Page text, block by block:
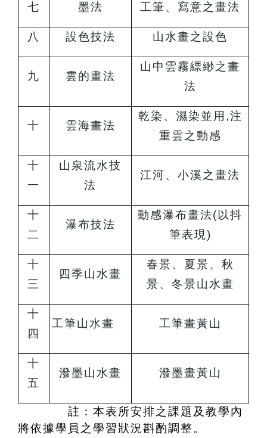
七 墨法 工筆、寫意之畫法
八 設色技法 山水畫之設色
九 雲的畫法
山中雲霧縹緲之畫
法
十 雲海畫法
乾染、濕染並用,注
重雲之動感
十
一
山泉流水技
法
江河、小溪之畫法
十
二
瀑布技法
動感瀑布畫法(以抖
筆表現)
十
三
四季山水畫
春景、夏景、秋
景、冬景山水畫
十
四
工筆山水畫 工筆畫黃山
十
五
潑墨山水畫 潑墨畫黃山
註：本表所安排之課題及教學內
容,將依據學員之學習狀況斟酌調整。